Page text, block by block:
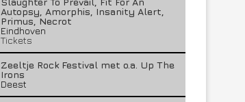
Autopsy, Amorphis, Insanity Alert,
Primus, Necrot
Eindhoven
Tickets
Zeeltje Rock Festival met o.a. Up The
Irons
Deest